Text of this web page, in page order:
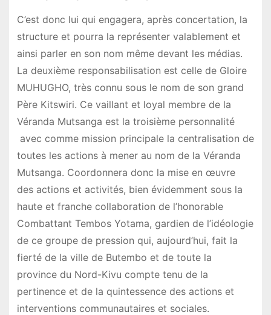
C’est donc lui qui engagera, après concertation, la
structure et pourra la représenter valablement et
ainsi parler en son nom même devant les médias.
La deuxième responsabilisation est celle de Gloire
MUHUGHO, très connu sous le nom de son grand
Père Kitswiri. Ce vaillant et loyal membre de la
Véranda Mutsanga est la troisième personnalité
avec comme mission principale la centralisation de
toutes les actions à mener au nom de la Véranda
Mutsanga. Coordonnera donc la mise en œuvre
des actions et activités, bien évidemment sous la
haute et franche collaboration de l’honorable
Combattant Tembos Yotama, gardien de l’idéologie
de ce groupe de pression qui, aujourd’hui, fait la
fierté de la ville de Butembo et de toute la
province du Nord-Kivu compte tenu de la
pertinence et de la quintessence des actions et
interventions communautaires et sociales.